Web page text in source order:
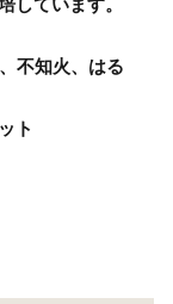
不知火、はる
ト